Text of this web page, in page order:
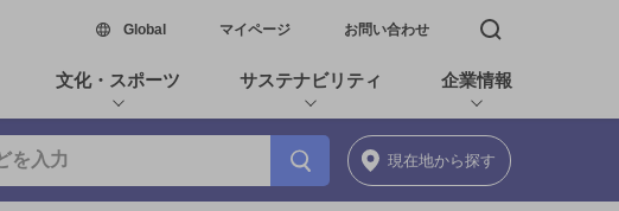
Global新しいウィンドウで開く
マイページ お問い合わせ 検索窓を開く
文化・スポーツ サステナビリティ 企業情報
現在地から探す